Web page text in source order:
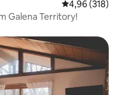
4,96 (318)
Galena Territory!